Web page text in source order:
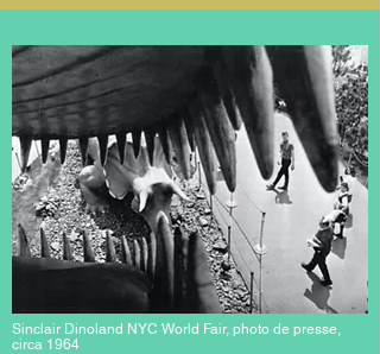
Sinclair Dinoland NYC World Fair, photo de presse,
circa 1964